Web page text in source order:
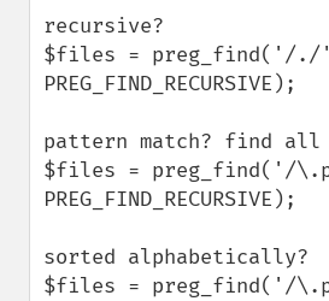
recursive?
$files = preg_find('/
PREG_FIND_RECURSIVE);
pattern match? find
$files = preg_find('/
PREG_FIND_RECURSIVE);
sorted alphabetically?
$files = preg_find('/